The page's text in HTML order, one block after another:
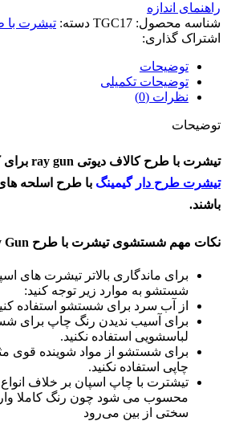
راهنمای اندازه
شناسه محصول: TGC17 دسته: تیشرت با
اشتراک گذاری:
توضیحات
توضیحات تکمیلی
نظرات (0)
توضیحات
تیشرت با طرح کالاف دیوتی ray gun برای کسانی که دوست دارند
تیشرت طرح دار گیمینگ با طرح اسلحه
باشند.
نکات مهم شستشوی تیشرت با طرح Ray Gun کالاف دیوتی
برای ماندگاری بالاتر تیشرت های
شستشو به موارد زیر توجه کنید:
از آب سرد برای شستشو استفاده
برای آسیب ندیدن رنگ چاپ برای
لباسشویی استفاده نکنید.
برای شستشو از مواد شوینده قوی
چاپی استفاده نکنید.
تیشترت با چاپ اسپان بر خلاف
محسوب می شود چون رنگ کاملا
سختی از بین می‌رود